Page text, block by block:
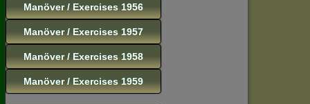
Manöver / Exercises 1956
Manöver / Exercises 1957
Manöver / Exercises 1958
Manöver / Exercises 1959